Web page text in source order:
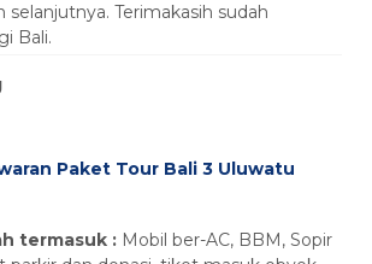
selanjutnya. Terimakasih sudah
Bali.
Paket Tour Bali 3 Uluwatu
termasuk : Mobil ber-AC, BBM, Sopir